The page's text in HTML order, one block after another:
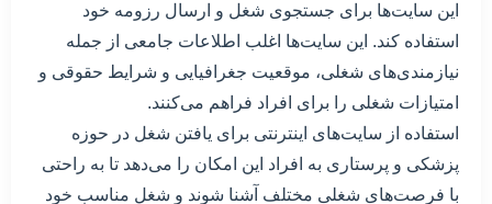
این سایت‌ها برای جستجوی شغل و ارسال رزومه خود
استفاده کند. این سایت‌ها اغلب اطلاعات جامعی از جمله
نیازمندی‌های شغلی، موقعیت جغرافیایی و شرایط حقوقی و
امتیازات شغلی را برای افراد فراهم می‌کنند.
استفاده از سایت‌های اینترنتی برای یافتن شغل در حوزه
پزشکی و پرستاری به افراد این امکان را می‌دهد تا به راحتی
با فرصت‌های شغلی مختلف آشنا شوند و شغل مناسب خود